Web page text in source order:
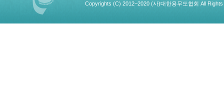
Copyrights (C) 2012~2020 (사)대한용무도협회 All